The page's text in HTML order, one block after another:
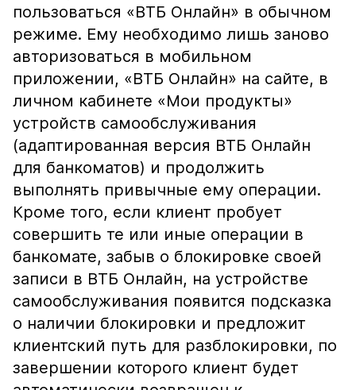
пользоваться «ВТБ Онлайн» в обычном
режиме. Ему необходимо лишь заново
авторизоваться в мобильном
приложении, «ВТБ Онлайн» на сайте, в
личном кабинете «Мои продукты»
устройств самообслуживания
(адаптированная версия ВТБ Онлайн
для банкоматов) и продолжить
выполнять привычные ему операции.
Кроме того, если клиент пробует
совершить те или иные операции в
банкомате, забыв о блокировке своей
записи в ВТБ Онлайн, на устройстве
самообслуживания появится подсказка
о наличии блокировки и предложит
клиентский путь для разблокировки, по
завершении которого клиент будет